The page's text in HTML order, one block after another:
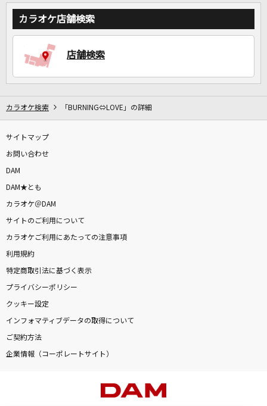
カラオケ店舗検索
店舗検索
カラオケ検索 「BURNING⇔LOVE」の詳細
サイトマップ
お問い合わせ
DAM
DAM★とも
カラオケ＠DAM
サイトのご利用について
カラオケご利用にあたっての注意事項
利用規約
特定商取引法に基づく表示
プライバシーポリシー
クッキー設定
インフォマティブデータの取得について
ご契約方法
企業情報（コーポレートサイト）